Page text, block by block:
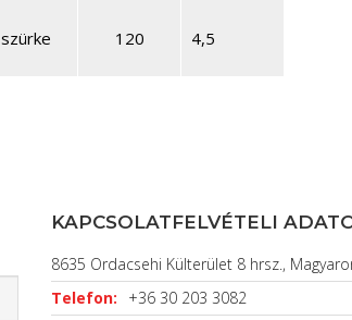
szürke 120 4,5
KAPCSOLATFELVÉTELI
8635 Ordacsehi Külterület 8 hrsz.,
Telefon:
+36 30 203 3082